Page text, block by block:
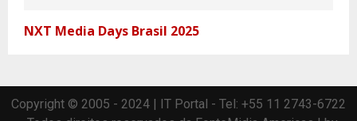
NXT Media Days Brasil 2025
Copyright © 2005 - 2024 | IT Portal - Tel: +55 11 2743-6722